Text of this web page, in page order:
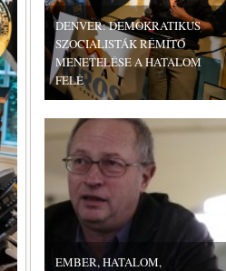
DENVER: DEMOKRATIKUS
SZOCIALISTÁK RÉMÍTŐ
MENETELÉSE A HATALOM
FELÉ
EMBER, HATALOM,